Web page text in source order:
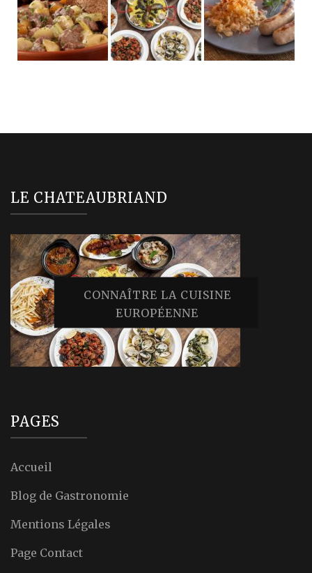
LE CHATEAUBRIAND
CONNAÎTRE LA CUISINE
EUROPÉENNE
PAGES
Accueil
Blog de Gastronomie
Mentions Légales
Page Contact